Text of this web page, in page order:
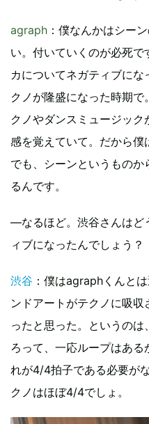
agraph ：僕なんかはシー
い。付いていくのが必死
カについてネガティブに
クノが隆盛になった時期
クノやダンスミュージッ
感を覚えていて。だから僕
でも、シーンというもの
るんです。
―なるほど。渋谷さんはど
ィブになったんでしょう？
渋谷 ：僕はagraphくんと
ンドアートがテクノに吸
ったと思った。というの
ろって、一応ループはあ
れが4/4拍子である必要が
クノはほぼ4/4でしょ。